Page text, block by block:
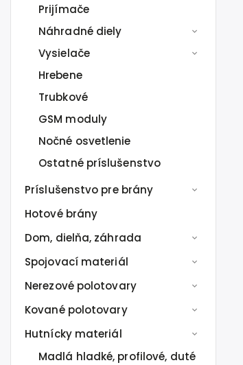
Prijímače
Náhradné diely
Vysielače
Hrebene
Trubkové
GSM moduly
Nočné osvetlenie
Ostatné príslušenstvo
Príslušenstvo pre brány
Hotové brány
Dom, dielňa, záhrada
Spojovací materiál
Nerezové polotovary
Kované polotovary
Hutnícky materiál
Madlá hladké, profilové, duté